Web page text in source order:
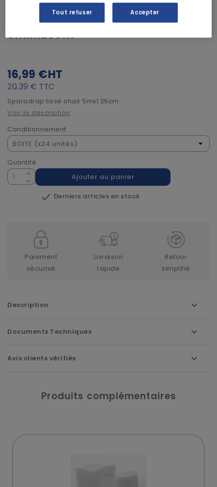
Sparadrap tissé chair
5mx1.25cm
16,99 €HT
20,39 € TTC
Sparadrap tissé chair 5mx1.25cm
Voir la description
Conditionnement
Quantité
Ajouter au panier
 Derniers articles en stock
Paiement
sécurisé
Livraison
rapide
Retour
simplifié
Description
Documents Techniques
Avis clients vérifiés
Produits complémentaires
Tout refuser Accepter